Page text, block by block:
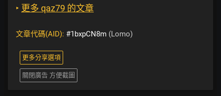
‣ 更多 qaz79 的文章
文章代碼(AID): #1bxpCN8m (Lomo)
更多分享選項
關閉廣告 方便截圖